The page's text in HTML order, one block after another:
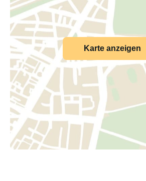
Karte anzeigen